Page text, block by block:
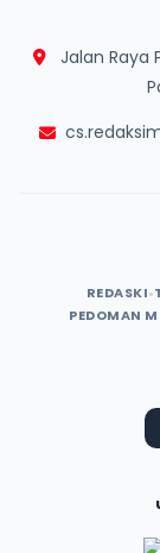
Jalan Raya
REDASKI•
PEDOMAN